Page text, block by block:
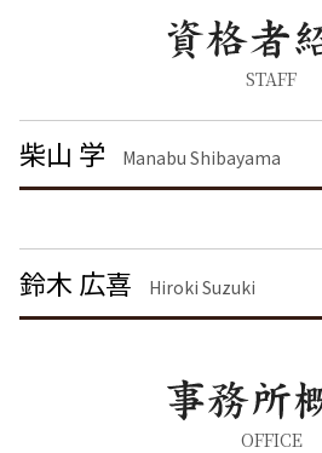
離婚 慰謝料 種類
共同親権 制度
離婚 精神的苦痛 慰謝料相場
離婚 慰謝料 養育費
浮気 離婚 慰謝料相場
痴漢 逮捕 弁護士
痴漢 冤罪 逮捕
脅迫罪 慰謝料
痴漢 逮捕
暴行罪 構成要件
労働問題 東京都 弁護士
不動産トラブル 品川区 弁護士
不動産トラブル 港区 弁護士
債権回収 千葉県 弁護士
離婚 品川区 弁護士
離婚 渋谷区 弁護士
債権回収 渋谷区 弁護士
債権回収 埼玉県 弁護士
労働問題 大田区 弁護士
離婚 埼玉県 弁護士
離婚 港区 弁護士
STAFF
柴山 学 Manabu Shibayama
鈴木 広喜 Hiroki Suzuki
OFFICE